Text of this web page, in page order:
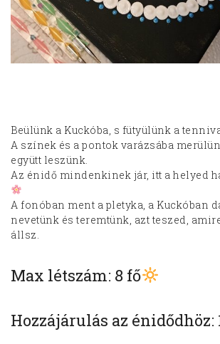
Beülünk a Kuckóba, s fütyülünk a
A színek és a pontok varázsába
együtt leszünk.
Az énidő mindenkinek jár, itt a helyed
A fonóban ment a pletyka, a Kuckóban
nevetünk és teremtünk, azt teszed,
állsz.
Max létszám: 8 fő
Hozzájárulás az énidődhöz: